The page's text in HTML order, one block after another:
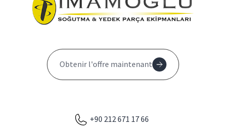
Obtenir l'offre maintenant
+90 212 671 17 66